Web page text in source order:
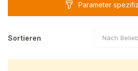
Parameter
Sortieren Nach